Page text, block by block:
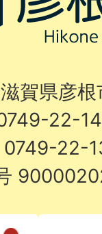
賀県彦
22-
22-